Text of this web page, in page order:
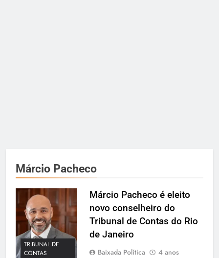
Márcio Pacheco
TRIBUNAL DE
CONTAS
Márcio Pacheco é eleito
novo conselheiro do
Tribunal de Contas do Rio
de Janeiro
Baixada Política
4 anos